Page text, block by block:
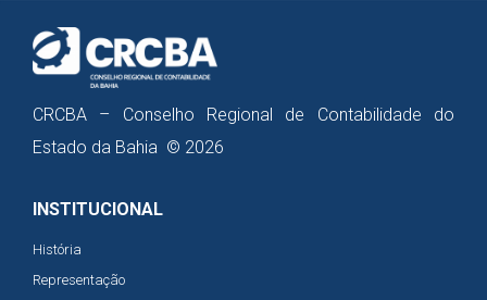
CRCBA – Conselho Regional de Contabilidade do
Estado da Bahia © 2026
INSTITUCIONAL
História
Representação